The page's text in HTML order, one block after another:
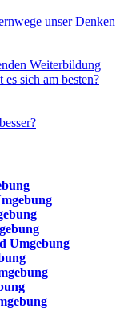
unser Denken
Weiterbildung
sich am besten?
Umgebung